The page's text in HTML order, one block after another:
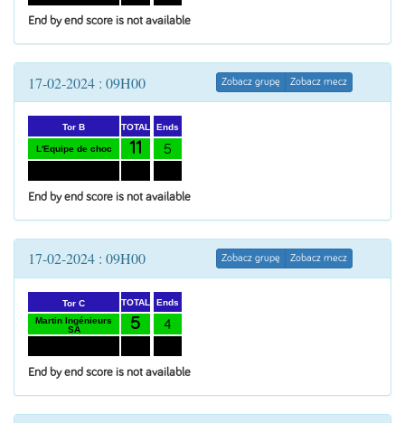
End by end score is not available
17-02-2024 : 09H00 Zobacz grupę Zobacz mecz
Tor B
L'Equipe de choc
TOTAL
11
Ends
5
End by end score is not available
17-02-2024 : 09H00 Zobacz grupę Zobacz mecz
Tor C
Martin Ingénieurs
SA
TOTAL
5
Ends
4
End by end score is not available